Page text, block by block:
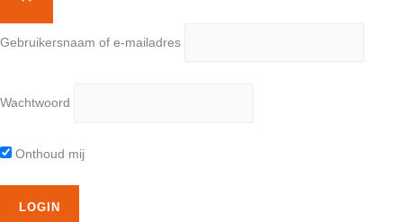
Gebruikersnaam of e-mailadres
Wachtwoord
Onthoud mij